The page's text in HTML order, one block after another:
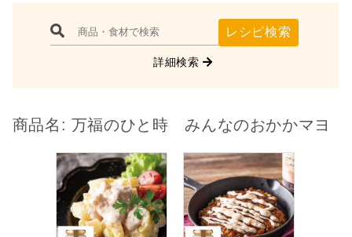
レシピ検索
詳細検索
商品名: 万福のひと時 みんなのおかかマヨ